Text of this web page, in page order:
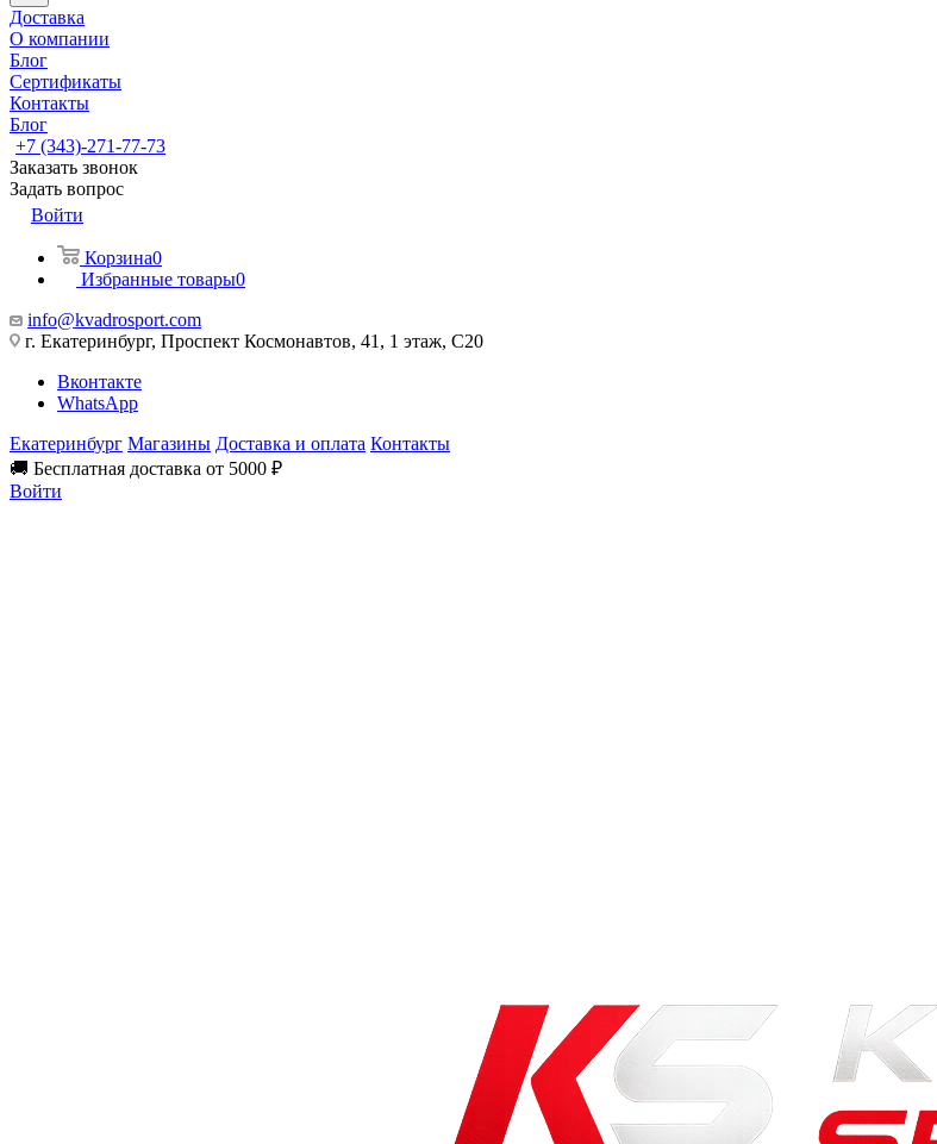
Доставка
О компании
Блог
Сертификаты
Контакты
Блог
+7 (343)-271-77-73
Заказать звонок
Задать вопрос
Войти
Корзина0
Избранные товары0
info@kvadrosport.com
г. Екатеринбург, Проспект Космонавтов, 41, 1 этаж, С20
Вконтакте
WhatsApp
Екатеринбург Магазины Доставка и оплата Контакты
🚚 Бесплатная доставка от 5000 ₽
Войти